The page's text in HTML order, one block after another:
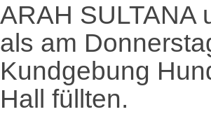
ARAH SULTANA
als am
Kundgebung
Hall füllten.